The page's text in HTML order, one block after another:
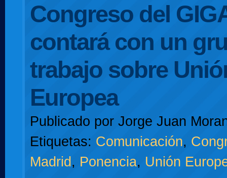
Congreso del
contará con un
trabajo sobre
Europea
Publicado por Jorge Juan
Etiquetas: Comunicación,
Madrid, Ponencia, Unión